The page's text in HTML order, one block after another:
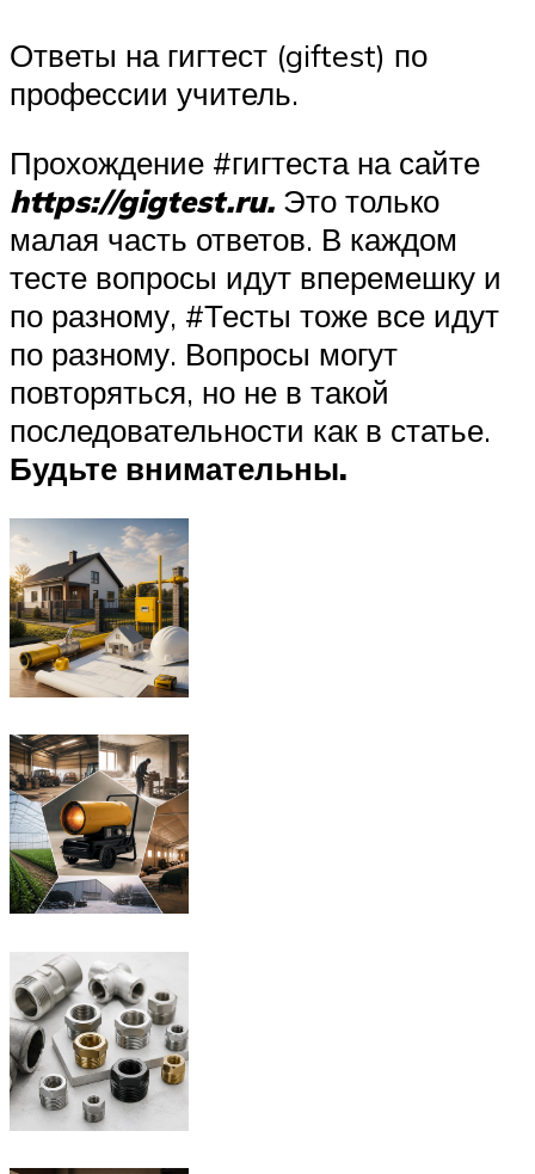
Ответы на гигтест (giftest) по
профессии учитель.
Прохождение #гигтеста на сайте
https://gigtest.ru. Это только
малая часть ответов. В каждом
тесте вопросы идут вперемешку и
по разному, #Тесты тоже все идут
по разному. Вопросы могут
повторяться, но не в такой
последовательности как в статье.
Будьте внимательны.